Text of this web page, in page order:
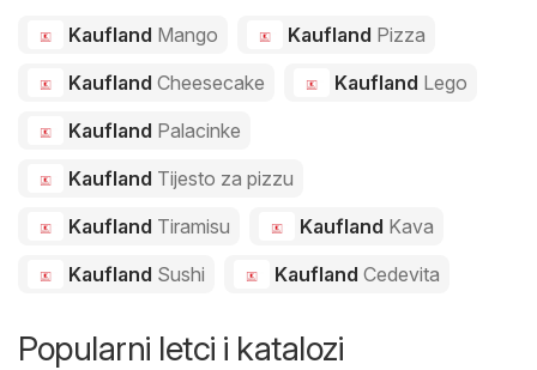
Kaufland Mango Kaufland Pizza
Kaufland Cheesecake Kaufland Lego
Kaufland Palacinke
Kaufland Tijesto za pizzu
Kaufland Tiramisu Kaufland Kava
Kaufland Sushi Kaufland Cedevita
Popularni letci i katalozi